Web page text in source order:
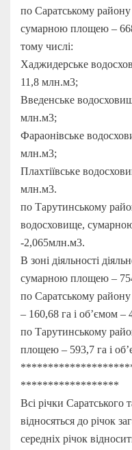
по Саратському
сумарною площею –
тому числі:
Хаджидерське
11,8 млн.м3;
Введенське
млн.м3;
Фараонівське
млн.м3;
Плахтіївське
млн.м3.
по Тарутинському
водосховище,
-2,065млн.м3.
В зоні діяльності
сумарною площею –
по Саратському
– 160,68 га і об’ємом
по Тарутинському
площею – 593,7 га і
******************
Всі річки Саратського
відносяться до річок
середніх річок